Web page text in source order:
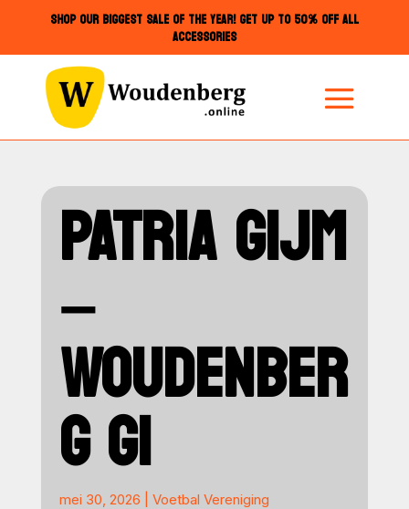
SHOP OUR BIGGEST SALE OF THE YEAR! GET UP TO 50% OFF ALL
ACCESSORIES
PATRIA G1JM
–
WOUDENBER
G G1
mei 30, 2026
Voetbal Vereniging